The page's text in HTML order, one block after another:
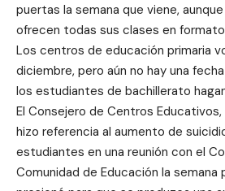
puertas la semana que viene,
ofrecen todas sus clases en
Los centros de educación primaria
diciembre, pero aún no hay una
los estudiantes de bachillerato
El Consejero de Centros Educativos,
hizo referencia al aumento de
estudiantes en una reunión con el
Comunidad de Educación la semana